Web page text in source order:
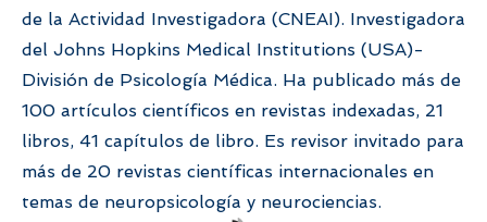
de la Actividad Investigadora (CNEAI). Investigadora
del Johns Hopkins Medical Institutions (USA)-
División de Psicología Médica. Ha publicado más de
100 artículos científicos en revistas indexadas, 21
libros, 41 capítulos de libro. Es revisor invitado para
más de 20 revistas científicas internacionales en
temas de neuropsicología y neurociencias.